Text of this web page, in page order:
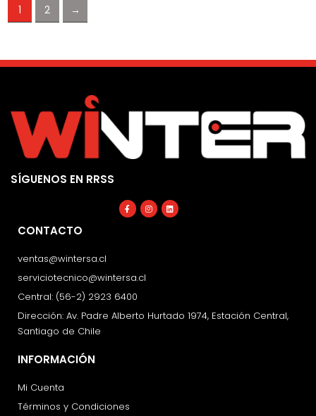
1 2 →
SÍGUENOS EN RRSS
Facebook-
f
Instagram
Linkedin
CONTACTO
ventas@wintersa.cl
serviciotecnico@wintersa.cl
Central: (56-2) 2923 6400
Dirección: Av. Padre Alberto Hurtado 1974, Estación Central,
Santiago de Chile
INFORMACIÓN
Mi Cuenta
Términos y Condiciones